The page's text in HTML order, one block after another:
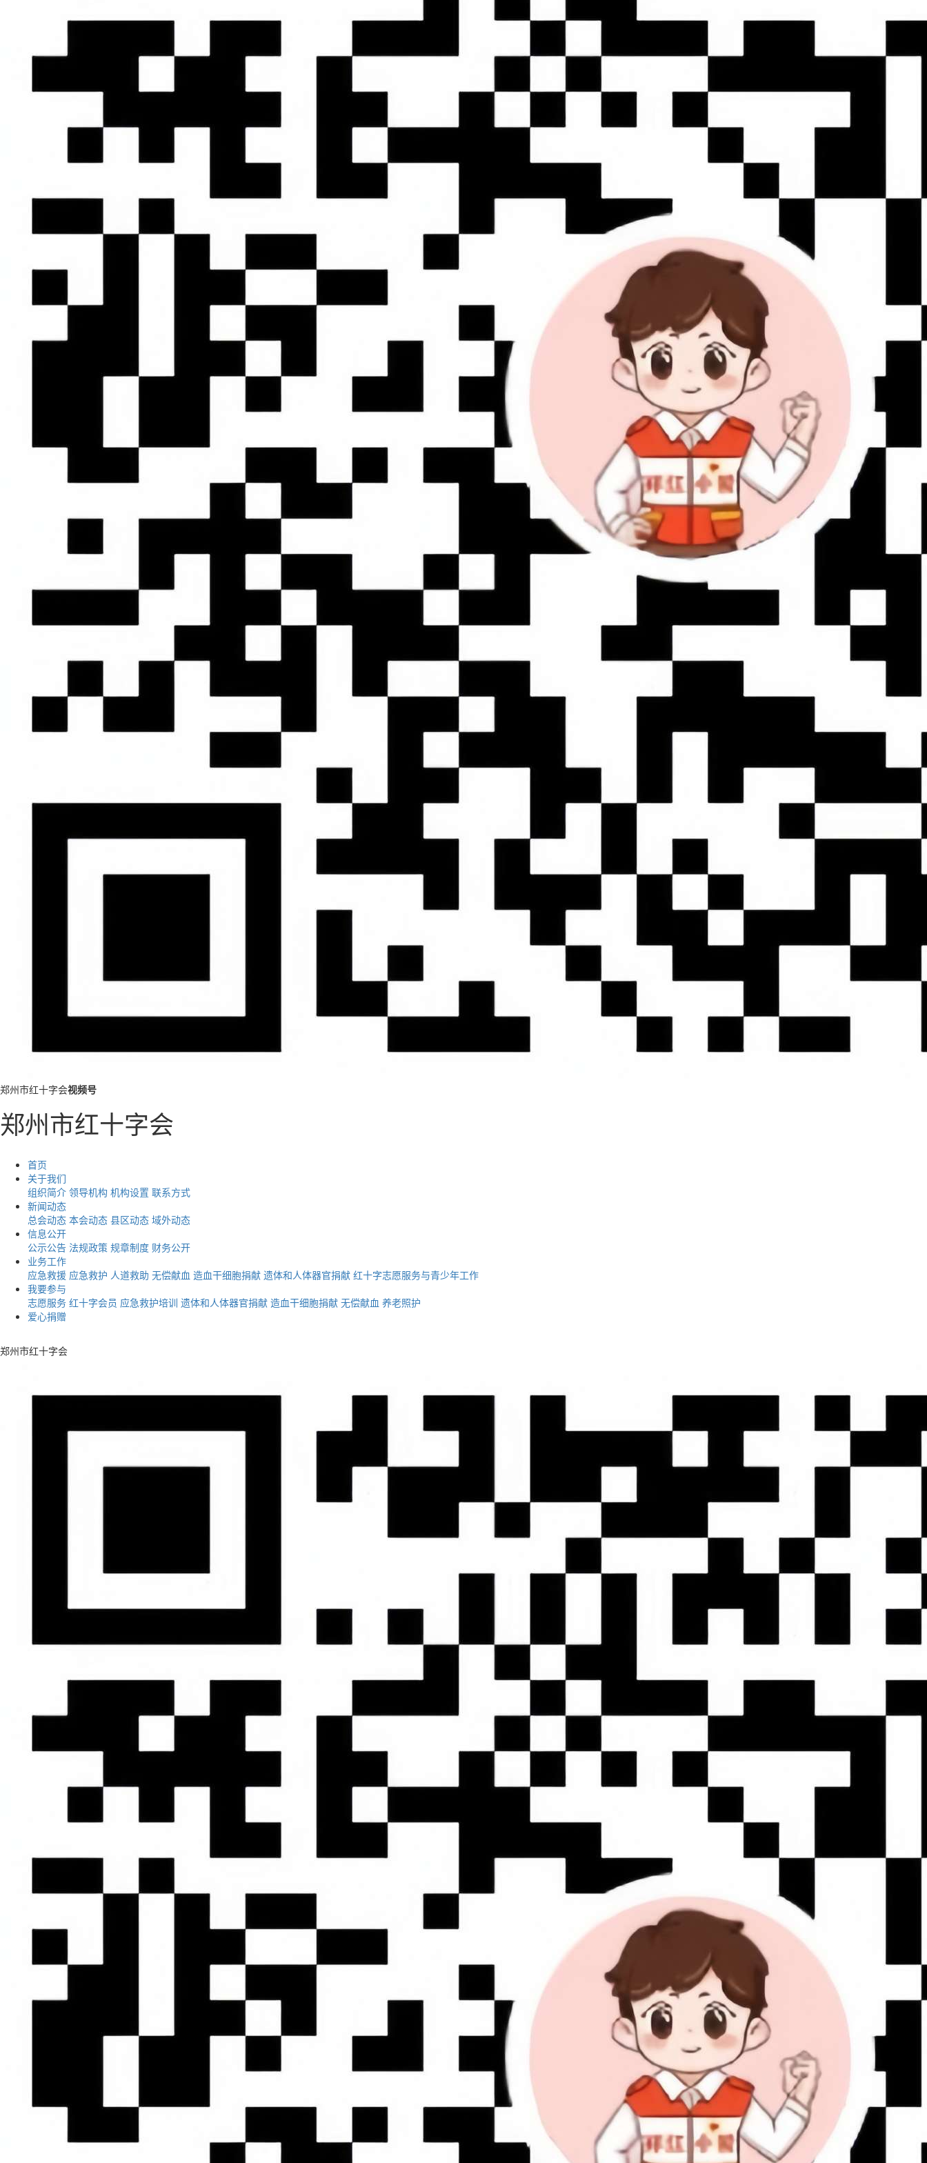
郑州市红十字会视频号
郑州市红十字会
首页
关于我们
组织简介 领导机构 机构设置 联系方式
新闻动态
总会动态 本会动态 县区动态 域外动态
信息公开
公示公告 法规政策 规章制度 财务公开
业务工作
应急救援 应急救护 人道救助 无偿献血 造血干细胞捐献 遗体和人体器官捐献 红十字志愿服务与青少年工作
我要参与
志愿服务 红十字会员 应急救护培训 遗体和人体器官捐献 造血干细胞捐献 无偿献血 养老照护
爱心捐赠
郑州市红十字会